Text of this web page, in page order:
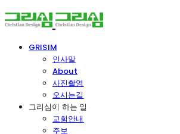
GRISIM
인사말
About
사진촬영
오시는길
그리심이 하는 일
교회안내
주보